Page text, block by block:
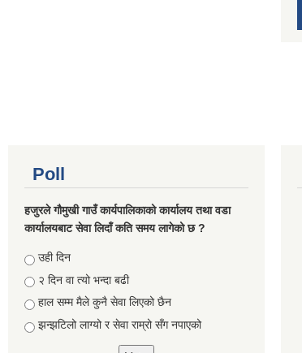
Poll
हजुरले गौमुखी गाउँ कार्यपालिकाको कार्यालय तथा वडा
कार्यालयबाट सेवा लिदाँ कति समय लागेको छ ?
Choices
उही दिन
२ दिन वा त्यो भन्दा बढी
हाल सम्म मैले कुनै सेवा लिएको छैन
झन्झटिलो लाग्यो र सेवा राम्रो सँग नपाएको